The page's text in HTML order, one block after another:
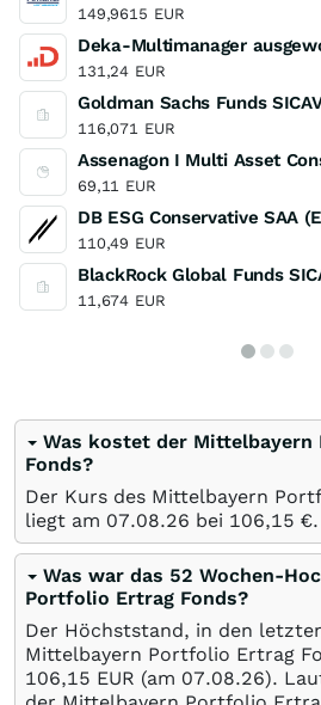
149,9615 EUR
Deka-Multimanager
131,24 EUR
Goldman Sachs Funds
116,071 EUR
Assenagon I Multi Asset
69,11 EUR
DB ESG Conservative SAA
110,49 EUR
BlackRock Global Funds
11,674 EUR
Was kostet der
Fonds?
Der Kurs des Mittelbayern
liegt am 07.08.26 bei 106,15 €.
Was war das 52 Wochen-
Portfolio Ertrag Fonds?
Der Höchststand, in den
Mittelbayern Portfolio Ertrag
106,15 EUR (am 07.08.26).